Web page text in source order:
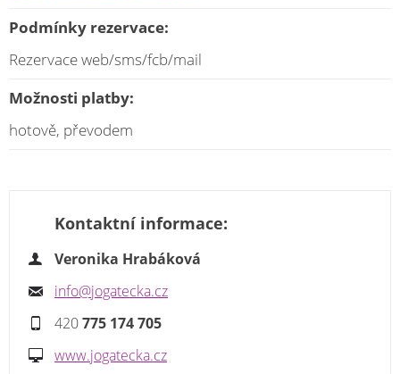
Podmínky rezervace:
Rezervace web/sms/fcb/mail
Možnosti platby:
hotově, převodem
Kontaktní informace:
Veronika Hrabáková
info@jogatecka.cz
420775 174 705
www.jogatecka.cz